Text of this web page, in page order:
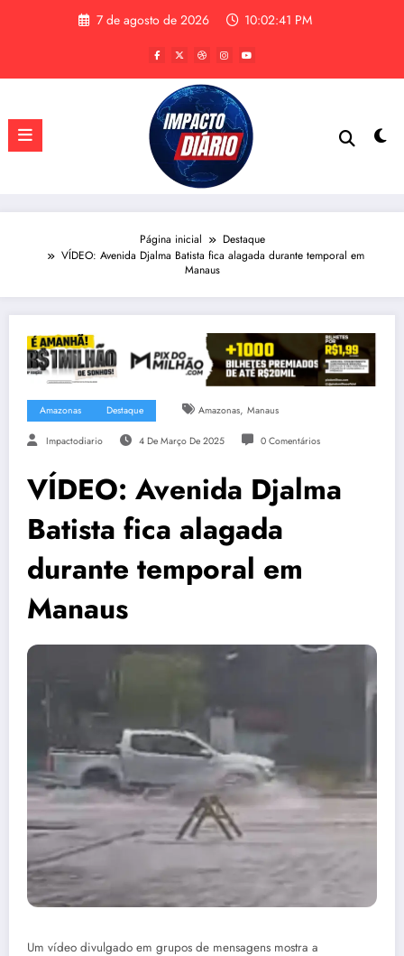
7 de agosto de 2026 10:02:41 PM
Página inicial
Destaque
VÍDEO: Avenida Djalma Batista fica alagada durante temporal em
Manaus
Amazonas Destaque Amazonas, Manaus
Impactodiario 4 De Março De 2025 0 Comentários
VÍDEO: Avenida Djalma
Batista fica alagada
durante temporal em
Manaus
Um vídeo divulgado em grupos de mensagens mostra a